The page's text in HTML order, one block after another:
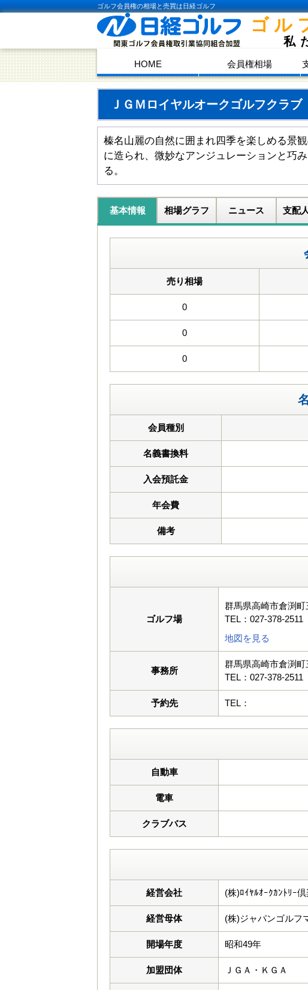
ゴルフ会員権の相場と売買は日経ゴルフ
ゴル
私
HOME 会員権相場
ＪＧＭロイヤルオークゴルフクラブ
榛名山麗の自然に囲まれ四季を楽しめる景
に造られ、微妙なアンジュレーションと巧
る。
基本情報 相場グラフ ニュース 支配
売り相場
0
0
0
会員種別
名義書換料
入会預託金
年会費
備考
ゴルフ場
群馬県高崎市倉渕町
TEL：027-378-2511
地図を見る
事務所
群馬県高崎市倉渕町
TEL：027-378-2511
予約先 TEL：
自動車
電車
クラブバス
経営会社 (株)ﾛｲﾔﾙｵｰｸｶﾝﾄﾘｰ
経営母体 (株)ジャパンゴルフ
開場年度 昭和49年
加盟団体 ＪＧＡ・ＫＧＡ